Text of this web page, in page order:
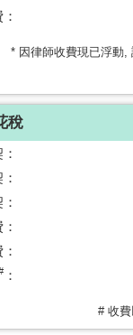
* 因律師收費現已浮動,
稅
：
# 收